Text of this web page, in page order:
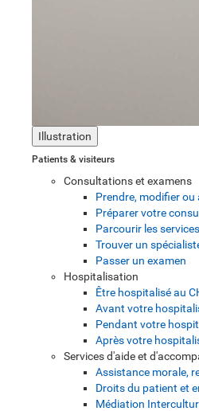
Illustration
Patients & visiteurs
Consultations et examens
Prendre, modifier
Préparer votre
Parcourir les
Trouver un
Passer un examen
Hospitalisation
Être hospitalisé au
Avant votre
Pendant votre
Après votre
Services d'aide et
Assistance morale,
Droits du patient et
Médiation